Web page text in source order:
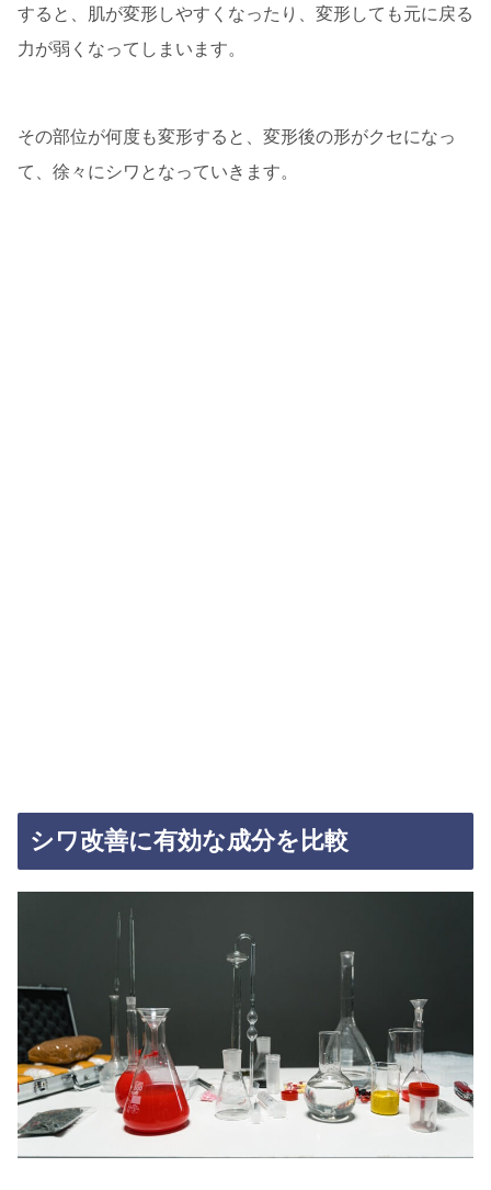
すると、肌が変形しやすくなったり、変形しても元に戻る
力が弱くなってしまいます。
その部位が何度も変形すると、変形後の形がクセになっ
て、徐々にシワとなっていきます。
シワ改善に有効な成分を比較